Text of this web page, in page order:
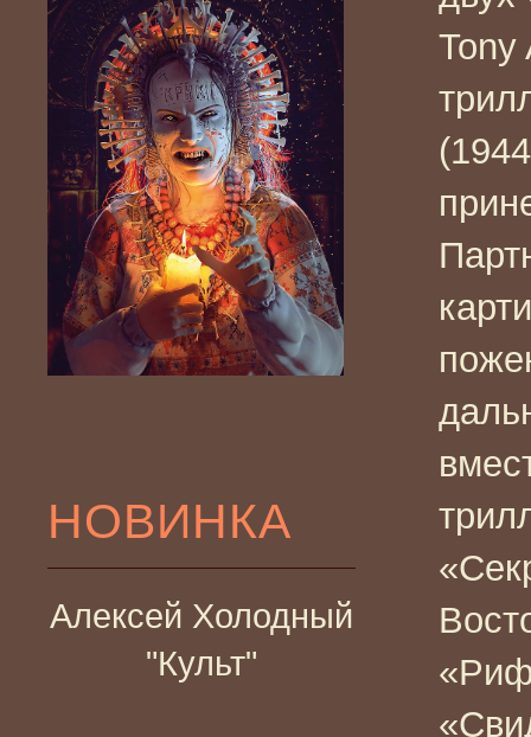
НОВИНКА
Алексей Холодный
"Культ"